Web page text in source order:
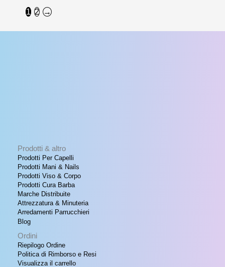
1 2 →
Prodotti & altro
Prodotti Per Capelli
Prodotti Mani & Nails
Prodotti Viso & Corpo
Prodotti Cura Barba
Marche Distribuite
Attrezzatura & Minuteria
Arredamenti Parrucchieri
Blog
Ordini
Riepilogo Ordine
Politica di Rimborso e Resi
Visualizza il carrello